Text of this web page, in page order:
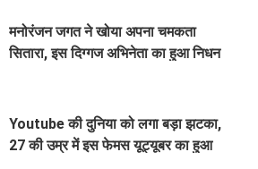
मनोरंजन जगत ने खोया अपना चमकता
सितारा, इस दिग्गज अभिनेता का हुआ निधन
Youtube की दुनिया को लगा बड़ा झटका,
27 की उम्र में इस फेमस यूट्यूबर का हुआ